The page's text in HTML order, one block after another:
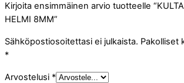
Kirjoita ensimmäinen arvio tuotteelle
HELMI 8MM”
Sähköpostiosoitettasi ei julkaista. Pakolliset
*
Arvostelusi *